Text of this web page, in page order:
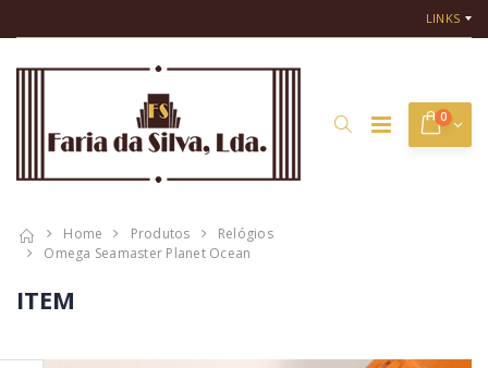
LINKS
0
Home Produtos
Relógios
Omega Seamaster Planet Ocean
ITEM